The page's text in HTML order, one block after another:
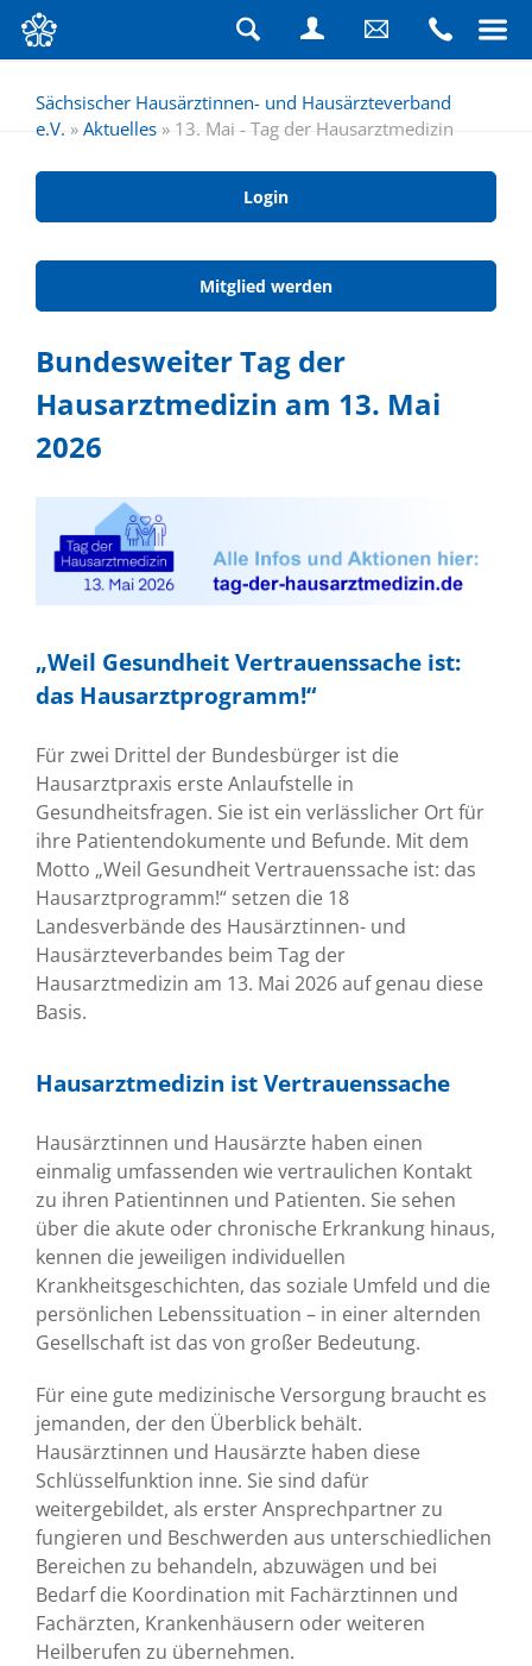
Navigation
überspringen
Sie
uns
Sie
uns
Sächsischer Hausärztinnen- und Hausärzteverband
e.V. » Aktuelles» 13. Mai - Tag der Hausarztmedizin
Login
Mitglied werden
Bundesweiter Tag der
Hausarztmedizin am 13. Mai
2026
„Weil Gesundheit Vertrauenssache ist:
das Hausarztprogramm!“
Für zwei Drittel der Bundesbürger ist die
Hausarztpraxis erste Anlaufstelle in
Gesundheitsfragen. Sie ist ein verlässlicher Ort für
ihre Patientendokumente und Befunde. Mit dem
Motto „Weil Gesundheit Vertrauenssache ist: das
Hausarztprogramm!“ setzen die 18
Landesverbände des Hausärztinnen- und
Hausärzteverbandes beim Tag der
Hausarztmedizin am 13. Mai 2026 auf genau diese
Basis.
Hausarztmedizin ist Vertrauenssache
Hausärztinnen und Hausärzte haben einen
einmalig umfassenden wie vertraulichen Kontakt
zu ihren Patientinnen und Patienten. Sie sehen
über die akute oder chronische Erkrankung hinaus,
kennen die jeweiligen individuellen
Krankheitsgeschichten, das soziale Umfeld und die
persönlichen Lebenssituation – in einer alternden
Gesellschaft ist das von großer Bedeutung.
Für eine gute medizinische Versorgung braucht es
jemanden, der den Überblick behält.
Hausärztinnen und Hausärzte haben diese
Schlüsselfunktion inne. Sie sind dafür
weitergebildet, als erster Ansprechpartner zu
fungieren und Beschwerden aus unterschiedlichen
Bereichen zu behandeln, abzuwägen und bei
Bedarf die Koordination mit Fachärztinnen und
Fachärzten, Krankenhäusern oder weiteren
Heilberufen zu übernehmen.